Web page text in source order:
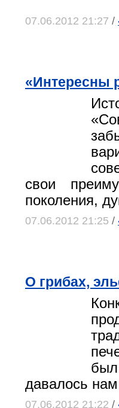
07.06.2012 21:27 /
«Интересны
свои
поколения,
07.06.2012 21:25 /
О грибах,
давалось нам
07.06.2012 21:22 /